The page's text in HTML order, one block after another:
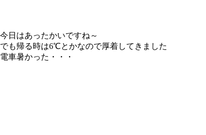
今日はあったかいですね～
でも帰る時は6℃とかなので厚着してきました
電車暑かった・・・